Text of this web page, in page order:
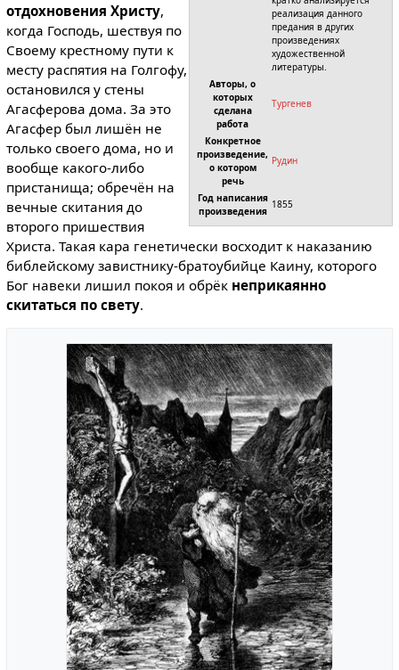
реализация данного
предания в других
произведениях
художественной
литературы.
Авторы, о
которых
сделана
работа
Тургенев
Конкретное
произведение,
о котором
речь
Рудин
Год написания
произведения
1855
отдохновения Христу,
когда Господь, шествуя по
Своему крестному пути к
месту распятия на Голгофу,
остановился у стены
Агасферова дома. За это
Агасфер был лишён не
только своего дома, но и
вообще какого-либо
пристанища; обречён на
вечные скитания до
второго пришествия
Христа. Такая кара генетически восходит к наказанию
библей­скому завистнику-братоубийце Каину, которого
Бог навеки лишил покоя и обрёк неприка­янно
скитаться по свету.